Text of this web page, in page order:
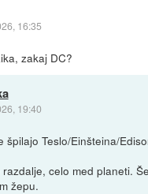
16:35
zakaj DC?
19:40
špilajo Teslo/Einšteina/
celo med planeti.
žepu.